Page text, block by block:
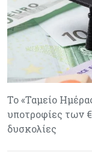
Το «Ταμείο
υποτροφίες των
δυσκολίες